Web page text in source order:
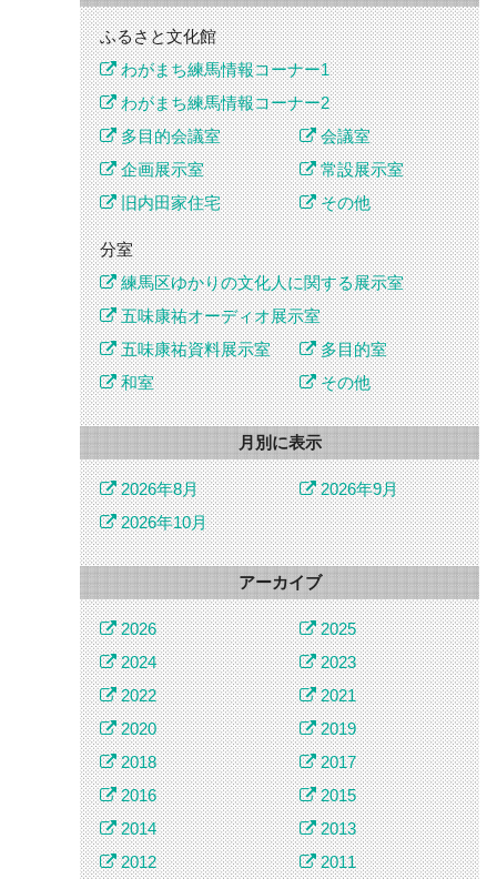
ふるさと文化館
わがまち練馬情報コーナー1
わがまち練馬情報コーナー2
多目的会議室
会議室
企画展示室
常設展示室
旧内田家住宅
その他
分室
練馬区ゆかりの文化人に関する展示室
五味康祐オーディオ展示室
五味康祐資料展示室
多目的室
和室
その他
月別に表示
2026年8月
2026年9月
2026年10月
アーカイブ
2026
2025
2024
2023
2022
2021
2020
2019
2018
2017
2016
2015
2014
2013
2012
2011